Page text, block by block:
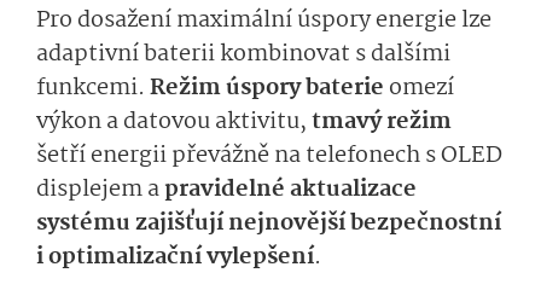
Pro dosažení maximální úspory energie lze
adaptivní baterii kombinovat s dalšími
funkcemi. Režim úspory baterie omezí
výkon a datovou aktivitu,tmavý režim
šetří energii převážně na telefonech s OLED
displejem apravidelné aktualizace
systému zajišťují nejnovější bezpečnostní
i optimalizační vylepšení.